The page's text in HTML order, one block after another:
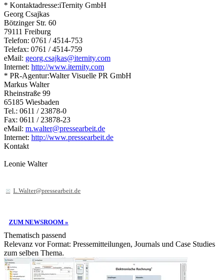
* Kontaktadresse:iTernity GmbH
Georg Csajkas
Bötzinger Str. 60
79111 Freiburg
Telefon: 0761 / 4514-753
Telefax: 0761 / 4514-759
eMail: georg.csajkas@iternity.com
Internet: http://www.iternity.com
* PR-Agentur:Walter Visuelle PR GmbH
Markus Walter
Rheinstraße 99
65185 Wiesbaden
Tel.: 0611 / 23878-0
Fax: 0611 / 23878-23
eMail: m.walter@pressearbeit.de
Internet: http://www.pressearbeit.de
Kontakt
Leonie Walter
L.Walter@pressearbeit.de
ZUM NEWSROOM »
Thematisch passend
Relevanz vor Format: Pressemitteilungen, Journals und Case Studies
zum selben Thema.